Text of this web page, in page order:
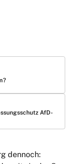
AfD-
dennoch: